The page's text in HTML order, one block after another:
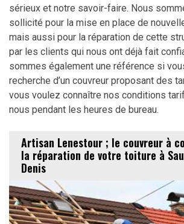
sérieux et notre savoir-faire. Nous
sollicité pour la mise en place de
mais aussi pour la réparation de cette
par les clients qui nous ont déjà fait
sommes également une référence si
recherche d’un couvreur proposant des
vous voulez connaître nos conditions
nous pendant les heures de bureau.
Artisan Lenestour ; le couvreur à
la réparation de votre toiture à
Denis